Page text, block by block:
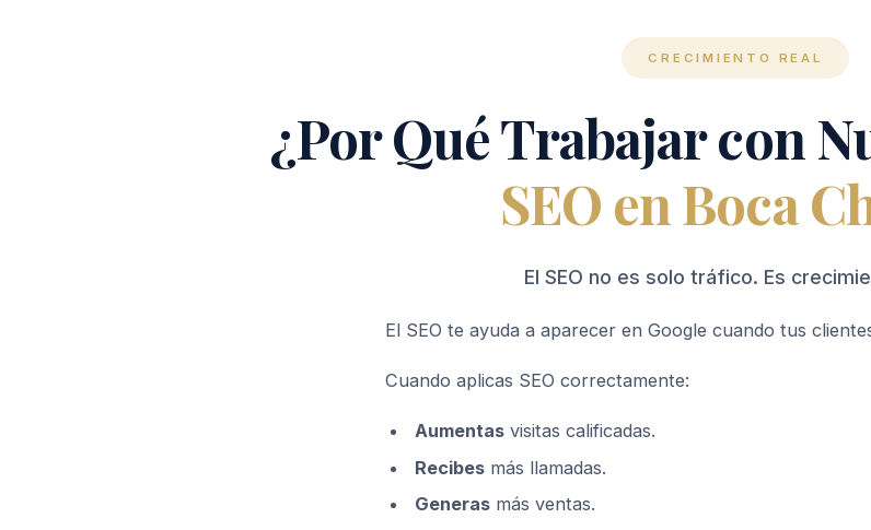
CRECIMIENTO REAL
¿Por Qué Trabajar con
SEO en Boca
El SEO no es solo tráfico. Es
El SEO te ayuda a aparecer en Google cuando tus
Cuando aplicas SEO correctamente:
Aumentas visitas calificadas.
Recibes más llamadas.
Generas más ventas.